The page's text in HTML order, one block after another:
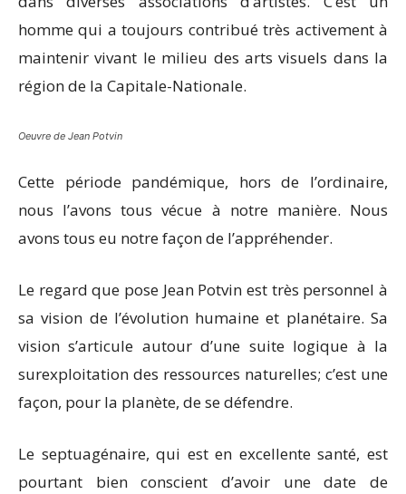
homme qui a toujours contribué très activement à
maintenir vivant le milieu des arts visuels dans la
région de la Capitale-Nationale.
Oeuvre de Jean Potvin
Cette période pandémique, hors de l’ordinaire,
nous l’avons tous vécue à notre manière. Nous
avons tous eu notre façon de l’appréhender.
Le regard que pose Jean Potvin est très personnel à
sa vision de l’évolution humaine et planétaire. Sa
vision s’articule autour d’une suite logique à la
surexploitation des ressources naturelles; c’est une
façon, pour la planète, de se défendre.
Le septuagénaire, qui est en excellente santé, est
pourtant bien conscient d’avoir une date de